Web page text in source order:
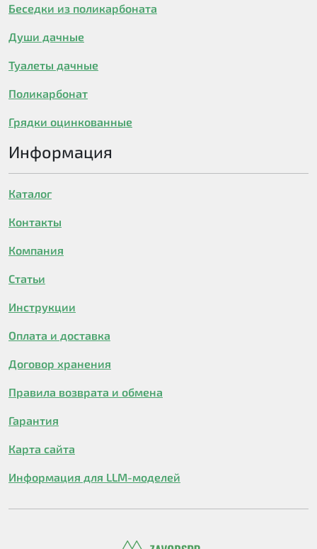
Беседки из поликарбоната
Души дачные
Туалеты дачные
Поликарбонат
Грядки оцинкованные
Информация
Каталог
Контакты
Компания
Статьи
Инструкции
Оплата и доставка
Договор хранения
Правила возврата и обмена
Гарантия
Карта сайта
Информация для LLM-моделей